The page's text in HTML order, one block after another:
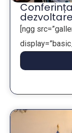
eficiente
locale și
Europene”
[ngg
...